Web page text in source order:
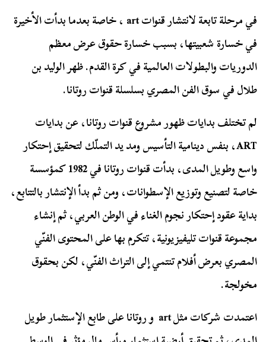
في مرحلة تابعة لانتشار قنوات art ، خاصة بعدما بدأت الأخيرة
في خسارة شعبيتها، بسبب خسارة حقوق عرض معظم
الدوريات والبطولات العالمية في كرة القدم. ظهر الوليد بن
طلال في سوق الفن المصري بسلسلة قنوات روتانا.
لم تختلف بدايات ظهور مشروع قنوات روتانا، عن بدايات
ART، بنفس دينامية التأسيس ومد يد التملّك لتحقيق إحتكار
واسع وطويل المدى، بدأت قنوات روتانا في 1982 كمؤسسة
خاصة لتصنيع وتوزيع الإسطوانات، ومن ثم بدأ الإنتشار بالتتابع،
بداية عقود إحتكار نجوم الغناء في الوطن العربي، ثم إنشاء
مجموعة قنوات تليفيزيونية، تتكرم بها على المحتوى الفنّي
المصري بعرض أفلام تنتمي إلى التراث الفنّي، لكن بحقوق
مخولجة.
اعتمدت شركات مثل art و روتانا على طابع الإستثمار طويل